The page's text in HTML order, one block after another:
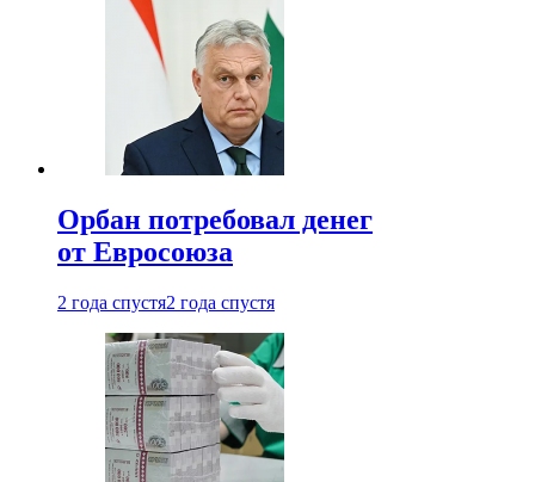
Орбан потребовал денег
от Евросоюза
2 года спустя2 года спустя